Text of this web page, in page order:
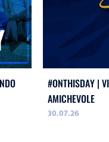
#ONTHISDAY |
AMICHEVOLE
30.07.26